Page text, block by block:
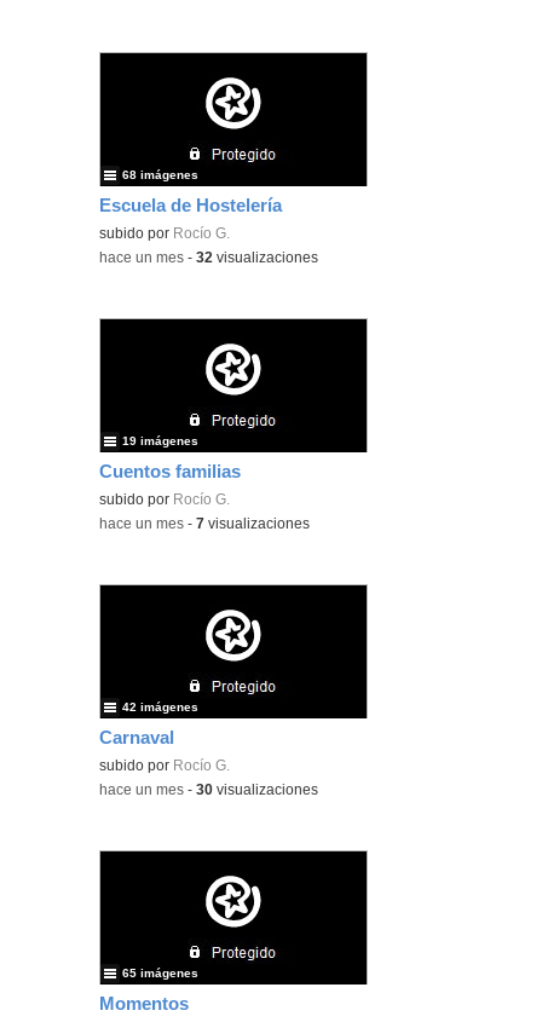
Escuela de Hostelería
subido por Rocío G.
68 imágenes
-hace un mes -32 visualizaciones
Cuentos familias
subido por Rocío G.
19 imágenes
-hace un mes -7 visualizaciones
Carnaval
subido por Rocío G.
42 imágenes
-hace un mes -30 visualizaciones
Momentos
65 imágenes